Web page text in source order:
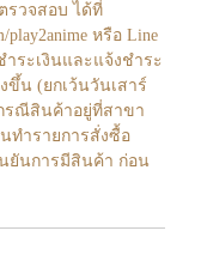
รวจสอบ ได้ที่
play2anime หรือ Line
ำระเงินและแจ้งชำระ
ขึ้น (ยกเว้นวันเสาร์
รณีสินค้าอยู่ที่สาขา
ทำรายการสั่งซื้อ
นยันการมีสินค้า ก่อน